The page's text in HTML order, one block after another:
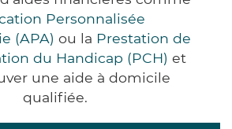
Personnalisée
(APA) ou la Prestation de
du Handicap (PCH) et
une aide à domicile
qualifiée.